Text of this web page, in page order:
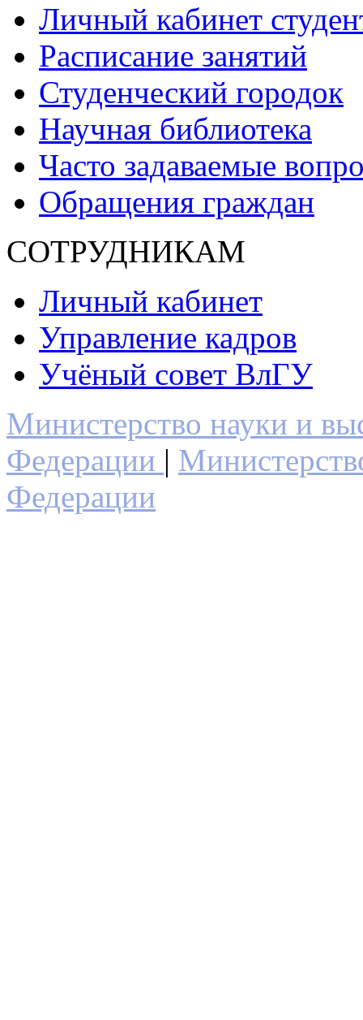
Личный кабинет
Расписание занятий
Студенческий городок
Научная библиотека
Часто задаваемые
Обращения граждан
СОТРУДНИКАМ
Личный кабинет
Управление кадров
Учёный совет ВлГУ
Министерство науки и
Федерации |
Федерации